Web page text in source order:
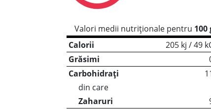
Valori medii nutriționale pentru 100
Calorii
205 kj / 49
Grăsimi
Carbohidrați
din care
Zaharuri